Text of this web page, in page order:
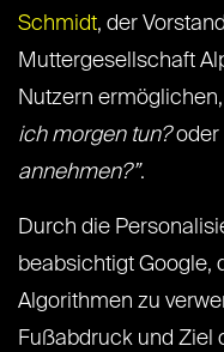
Schmidt, der
Muttergesellschaft
Nutzern
ich morgen tun?oder
annehmen?”.
Durch die
beabsichtigt Google,
Algorithmen zu
Fußabdruck und Ziel